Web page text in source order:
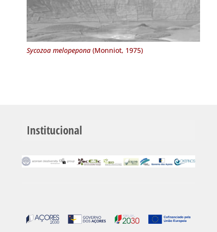
Sycozoa melopepona(Monniot, 1975)
Institucional